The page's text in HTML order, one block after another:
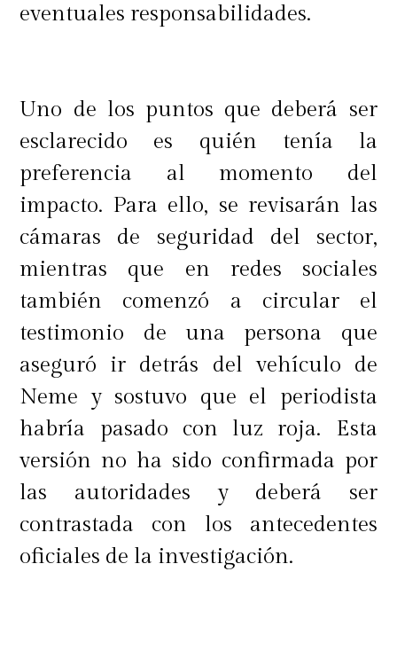
eventuales responsabilidades.
Uno de los puntos que deberá ser
esclarecido es quién tenía la
preferencia al momento del
impacto. Para ello, se revisarán las
cámaras de seguridad del sector,
mientras que en redes sociales
también comenzó a circular el
testimonio de una persona que
aseguró ir detrás del vehículo de
Neme y sostuvo que el periodista
habría pasado con luz roja. Esta
versión no ha sido confirmada por
las autoridades y deberá ser
contrastada con los antecedentes
oficiales de la investigación.